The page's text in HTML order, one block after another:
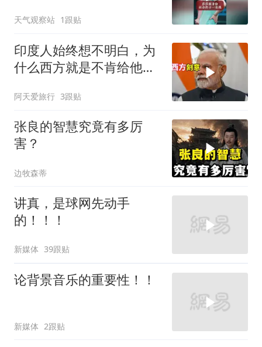
天气观察站 1跟贴
印度人始终想不明白，为
什么西方就是不肯给他们
阿天爱旅行 3跟贴
张良的智慧究竟有多厉
害？
边牧森蒂
讲真，是球网先动手
的！！！
新媒体 39跟贴
论背景音乐的重要性！！
新媒体 2跟贴